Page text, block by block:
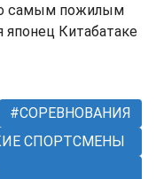
самым пожилым
японец Китабатаке
СОРЕВНОВАНИЯ
СПОРТСМЕНЫ